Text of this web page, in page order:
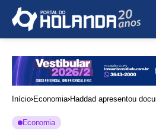
Início Economia Haddad apresentou
Economia